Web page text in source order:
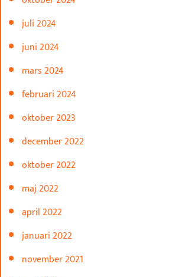
juli 2024
juni 2024
mars 2024
februari 2024
oktober 2023
december 2022
oktober 2022
maj 2022
april 2022
januari 2022
november 2021